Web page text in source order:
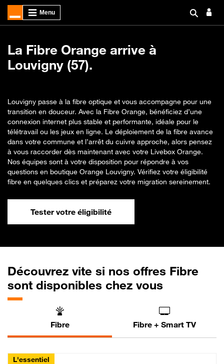
La Fibre Orange arrive à
Louvigny (57).
Louvigny passe à la fibre optique et vous accompagne pour une
transition en douceur. Avec la Fibre Orange, bénéficiez d’une
connexion internet plus stable et performante, idéale pour le
télétravail ou les jeux en ligne. Le déploiement de la fibre avance
dans votre commune et l’arrêt du cuivre approche, alors pensez
à vous raccorder dès maintenant avec votre Livebox Orange.
Nos équipes sont à votre disposition pour répondre à vos
questions en boutique Orange Louvigny. Vérifiez votre éligibilité
fibre en quelques clics et préparez votre migration sereinement.
Tester votre éligibilité
Découvrez vite si nos offres Fibre
sont disponibles chez vous
Fibre Fibre + Smart TV
L'essentiel